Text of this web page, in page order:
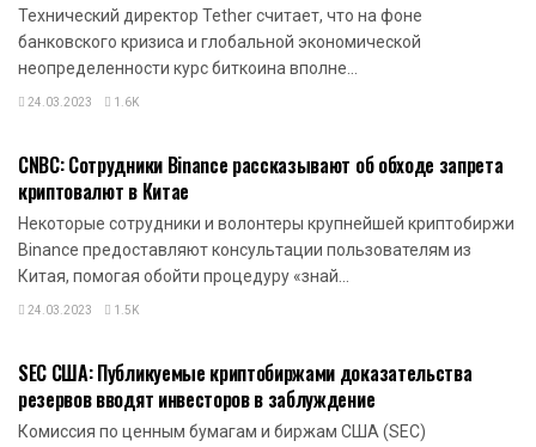
Технический директор Tether считает, что на фоне
банковского кризиса и глобальной экономической
неопределенности курс биткоина вполне...
24.03.2023 1.6K
CNBC: Сотрудники Binance рассказывают об обходе запрета
криптовалют в Китае
Некоторые сотрудники и волонтеры крупнейшей криптобиржи
Binance предоставляют консультации пользователям из
Китая, помогая обойти процедуру «знай...
24.03.2023 1.5K
SEC США: Публикуемые криптобиржами доказательства
резервов вводят инвесторов в заблуждение
Комиссия по ценным бумагам и биржам США (SEC)